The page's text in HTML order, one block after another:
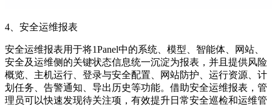
4、安全运维报表
安全运维报表用于将1Panel中的系统、模型、智能体、网站、
安全及运维侧的关键状态信息统一沉淀为报表，并且提供风险
概览、主机运行、登录与安全配置、网站防护、运行资源、计
划任务、告警通知、导出历史等功能。借助安全运维报表，管
理员可以快速发现待关注项，有效提升日常安全巡检和运维管